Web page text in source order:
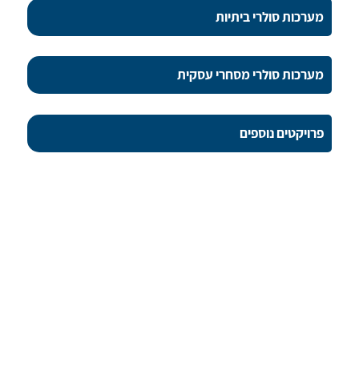
מערכות סולרי ביתיות
מערכות סולרי מסחרי עסקית
פרויקטים נוספים